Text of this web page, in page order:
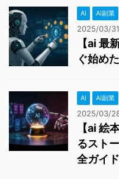
AI AI副業
2025/03/31
【ai 最
ぐ始め
AI AI副業
2025/03/
【ai 絵
るスト
全ガイド